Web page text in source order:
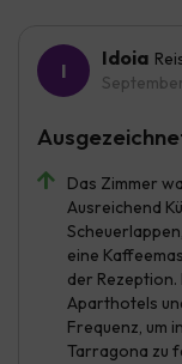
Idoia
Das Zimmer
Ausreichend
eine
der Rezeption.
Aparthotels
Frequenz, um
Tarragona zu